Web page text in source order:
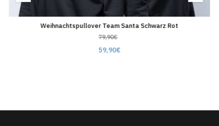
Weihnachtspullover Team Santa Schwarz Rot
79,90€
59,90€